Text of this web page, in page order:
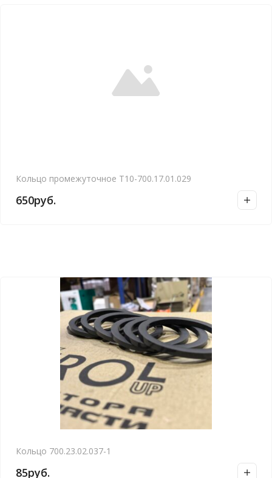
Кольцо промежуточное Т10-700.17.01.029
650руб.
Кольцо 700.23.02.037-1
85руб.